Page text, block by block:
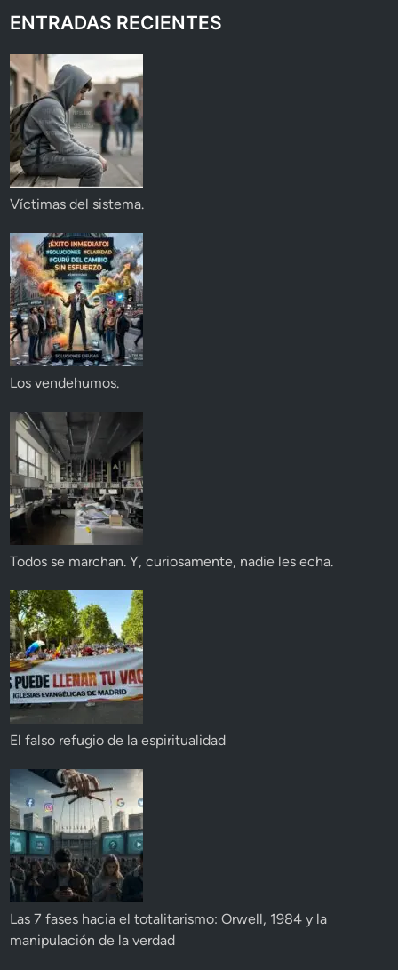
ENTRADAS RECIENTES
Víctimas del sistema.
Los vendehumos.
Todos se marchan. Y, curiosamente, nadie les echa.
El falso refugio de la espiritualidad
Las 7 fases hacia el totalitarismo: Orwell, 1984 y la
manipulación de la verdad